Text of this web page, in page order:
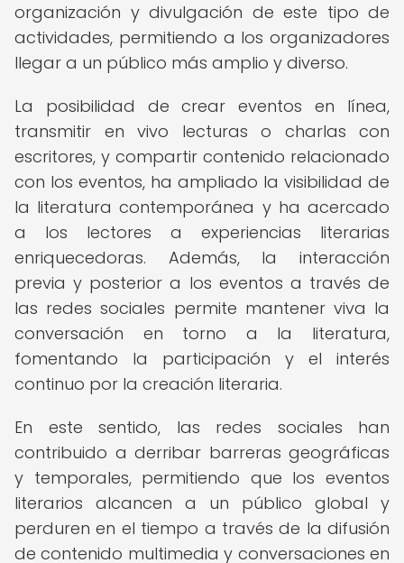
organización y divulgación de este tipo de
actividades, permitiendo a los organizadores
llegar a un público más amplio y diverso.
La posibilidad de crear eventos en línea,
transmitir en vivo lecturas o charlas con
escritores, y compartir contenido relacionado
con los eventos, ha ampliado la visibilidad de
la literatura contemporánea y ha acercado
a los lectores a experiencias literarias
enriquecedoras. Además, la interacción
previa y posterior a los eventos a través de
las redes sociales permite mantener viva la
conversación en torno a la literatura,
fomentando la participación y el interés
continuo por la creación literaria.
En este sentido, las redes sociales han
contribuido a derribar barreras geográficas
y temporales, permitiendo que los eventos
literarios alcancen a un público global y
perduren en el tiempo a través de la difusión
de contenido multimedia y conversaciones en